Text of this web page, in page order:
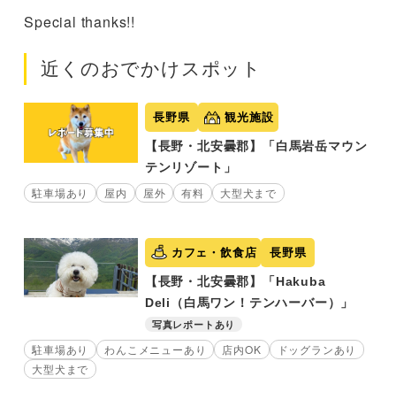
Special thanks!!
近くのおでかけスポット
長野県 観光施設
【長野・北安曇郡】「白馬岩岳マウン
テンリゾート」
駐車場あり 屋内 屋外 有料 大型犬まで
カフェ・飲食店 長野県
【長野・北安曇郡】「Hakuba
Deli（白馬ワン！テンハーバー）」
写真レポートあり
駐車場あり わんこメニューあり 店内OK
ドッグランあり
大型犬まで